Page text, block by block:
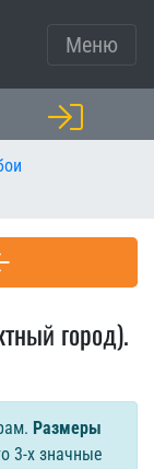
Меню
город).
Размеры
3-х значные